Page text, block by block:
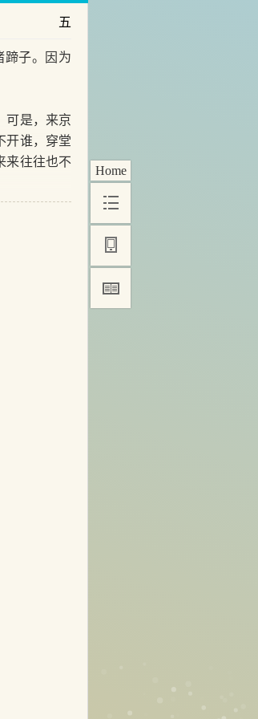
Home
五
子。因为
是，来京
开谁，穿堂
来往往也不